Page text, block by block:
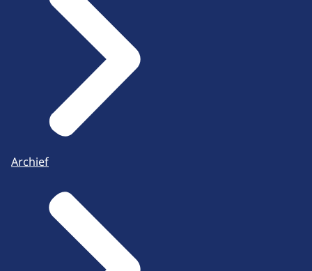
Archief